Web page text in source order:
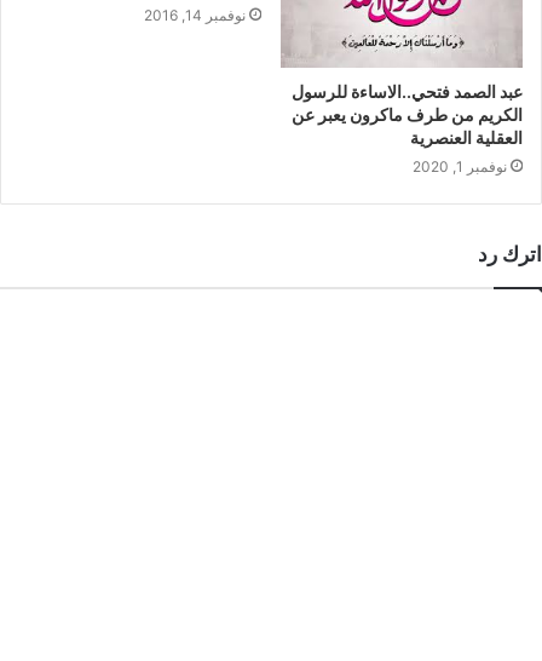
عبد الصمد فتحي..الاساءة للرسول
الكريم من طرف ماكرون يعبر عن
العقلية العنصرية
نوفمبر 1, 2020
نوفمبر 14, 2016
اترك رد